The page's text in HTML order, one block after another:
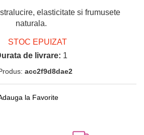
elasticitate si frumusete
naturala.
STOC EPUIZAT
de livrare: 1
acc2f9d8dae2
la Favorite